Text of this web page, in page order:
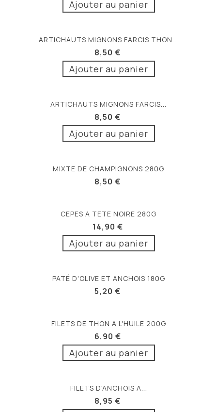
Ajouter au panier
ARTICHAUTS MIGNONS FARCIS THON...
8,50 €
Ajouter au panier
ARTICHAUTS MIGNONS FARCIS...
8,50 €
Ajouter au panier
MIXTE DE CHAMPIGNONS 280G
8,50 €
CEPES A TETE NOIRE 280G
14,90 €
Ajouter au panier
PATÉ D'OLIVE ET ANCHOIS 180G
5,20 €
FILETS DE THON A L'HUILE 200G
6,90 €
Ajouter au panier
FILETS D'ANCHOIS A...
8,95 €